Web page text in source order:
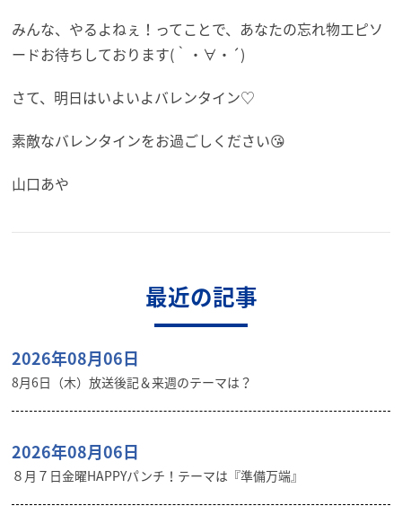
みんな、やるよねぇ！ってことで、あなたの忘れ物エピソ
ードお待ちしております(｀・∀・´)
さて、明日はいよいよバレンタイン♡
素敵なバレンタインをお過ごしください😘
山口あや
最近の記事
2026年08月06日
8月6日（木）放送後記＆来週のテーマは？
2026年08月06日
８月７日金曜HAPPYパンチ！テーマは『準備万端』